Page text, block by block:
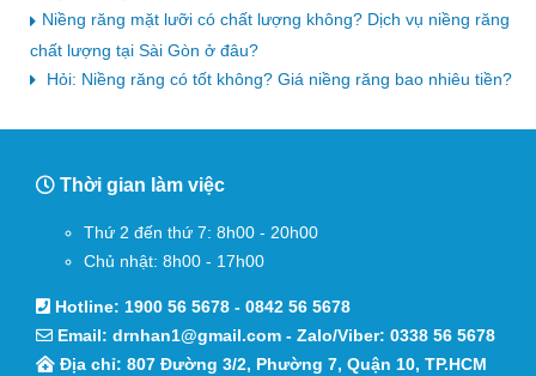
Niềng răng mặt lưỡi có chất lượng không? Dịch vụ niềng răng
chất lượng tại Sài Gòn ở đâu?
Hỏi: Niềng răng có tốt không? Giá niềng răng bao nhiêu tiền?
Thời gian làm việc
Thứ 2 đến thứ 7: 8h00 - 20h00
Chủ nhật: 8h00 - 17h00
Hotline: 1900 56 5678 - 0842 56 5678
Email: drnhan1@gmail.com - Zalo/Viber: 0338 56 5678
Địa chỉ: 807 Đường 3/2, Phường 7, Quận 10, TP.HCM